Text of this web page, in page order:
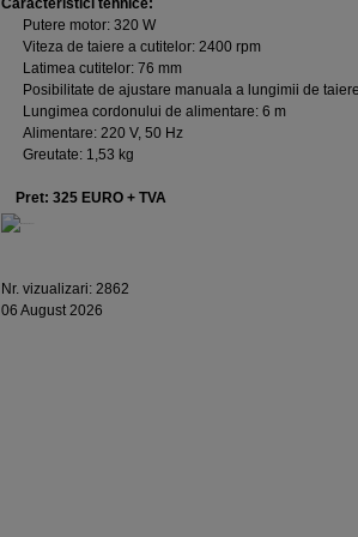
Caracteristici tehnice:
Putere motor: 320 W
Viteza de taiere a cutitelor: 2400 rpm
Latimea cutitelor: 76 mm
Posibilitate de ajustare manuala a lungimii de
Lungimea cordonului de alimentare: 6 m
Alimentare: 220 V, 50 Hz
Greutate: 1,53 kg
Pret: 325 EURO + TVA
Nr. vizualizari: 2862
06 August 2026